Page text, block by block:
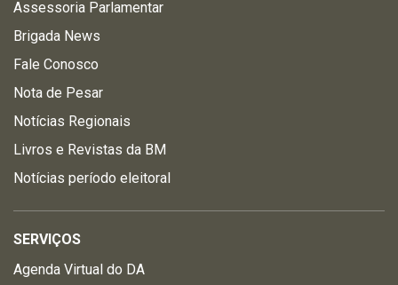
Assessoria Parlamentar
Brigada News
Fale Conosco
Nota de Pesar
Notícias Regionais
Livros e Revistas da BM
Notícias período eleitoral
SERVIÇOS
Agenda Virtual do DA